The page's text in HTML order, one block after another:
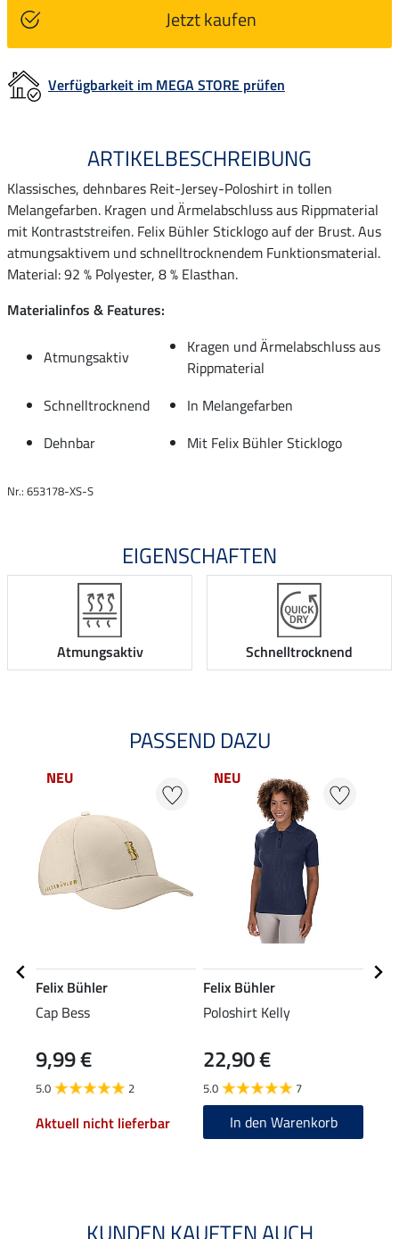
Jetzt kaufen
Verfügbarkeit im MEGA STORE prüfen
ARTIKELBESCHREIBUNG
Klassisches, dehnbares Reit-Jersey-Poloshirt in tollen
Melangefarben. Kragen und Ärmelabschluss aus Rippmaterial
mit Kontraststreifen. Felix Bühler Sticklogo auf der Brust. Aus
atmungsaktivem und schnelltrocknendem Funktionsmaterial.
Material: 92 % Polyester, 8 % Elasthan.
Materialinfos & Features:
Atmungsaktiv
Kragen und Ärmelabschluss aus
Rippmaterial
Schnelltrocknend
In Melangefarben
Dehnbar
Mit Felix Bühler Sticklogo
Nr.: 653178-XS-S
EIGENSCHAFTEN
Atmungsaktiv Schnelltrocknend
PASSEND DAZU
NEU
Felix Bühler
Cap Bess
9,99 €
5.0 2
Aktuell nicht lieferbar
NEU
Felix Bühler
Poloshirt Kelly
22,90 €
5.0 7
In den Warenkorb